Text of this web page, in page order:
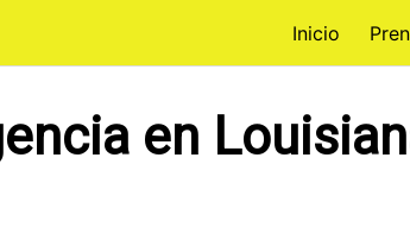
Inicio
en